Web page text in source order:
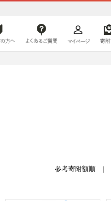
はじめての方へ
参考寄附額順 |